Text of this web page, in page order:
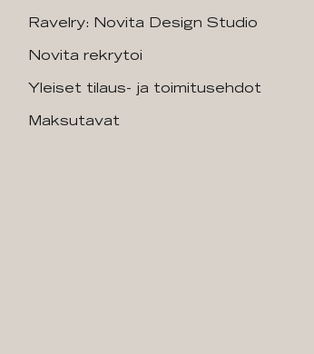
Ravelry: Novita Design Studio
Novita rekrytoi
Yleiset tilaus- ja toimitusehdot
Maksutavat